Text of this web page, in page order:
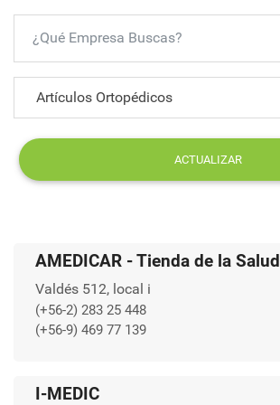
Artículos Ortopédicos
ACTUALIZAR
AMEDICAR - Tienda de la Salud
Valdés 512, local i
(+56-2) 283 25 448
(+56-9) 469 77 139
I-MEDIC